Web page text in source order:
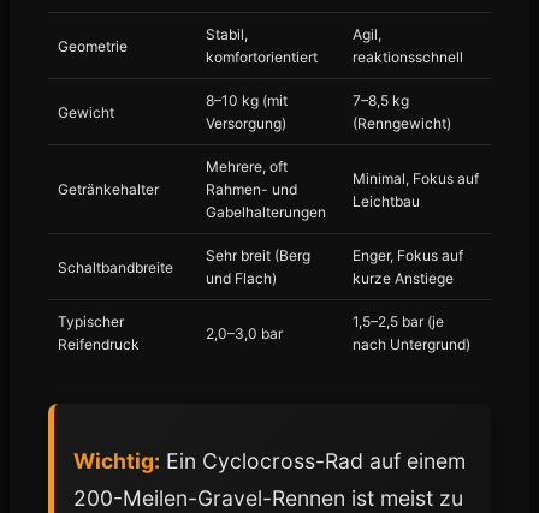
Geometrie
Stabil,
komfortorientiert
Agil,
reaktionsschnell
Gewicht
8–10 kg (mit
Versorgung)
7–8,5 kg
(Renngewicht)
Getränkehalter
Mehrere, oft
Rahmen- und
Gabelhalterungen
Minimal, Fokus auf
Leichtbau
Schaltbandbreite
Sehr breit (Berg
und Flach)
Enger, Fokus auf
kurze Anstiege
Typischer
Reifendruck
2,0–3,0 bar
1,5–2,5 bar (je
nach Untergrund)
Wichtig: Ein Cyclocross-Rad auf einem
200-Meilen-Gravel-Rennen ist meist zu